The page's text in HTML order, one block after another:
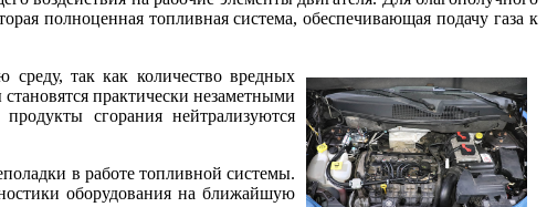
полноценная топливная система, обеспечивающая подачу газа к
так как количество вредных
практически незаметными
сгорания нейтрализуются
в работе топливной системы.
оборудования на ближайшую